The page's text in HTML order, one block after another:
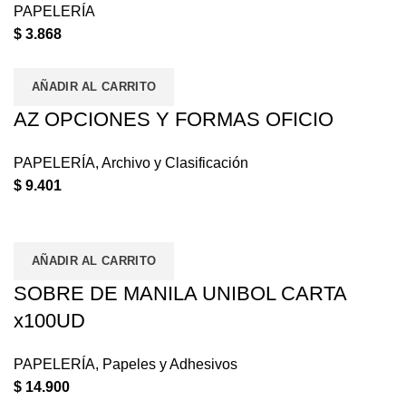
PAPELERÍA
$ 3.868
AÑADIR AL CARRITO
AZ OPCIONES Y FORMAS OFICIO
PAPELERÍA, Archivo y Clasificación
$ 9.401
AÑADIR AL CARRITO
SOBRE DE MANILA UNIBOL CARTA
x100UD
PAPELERÍA, Papeles y Adhesivos
$ 14.900